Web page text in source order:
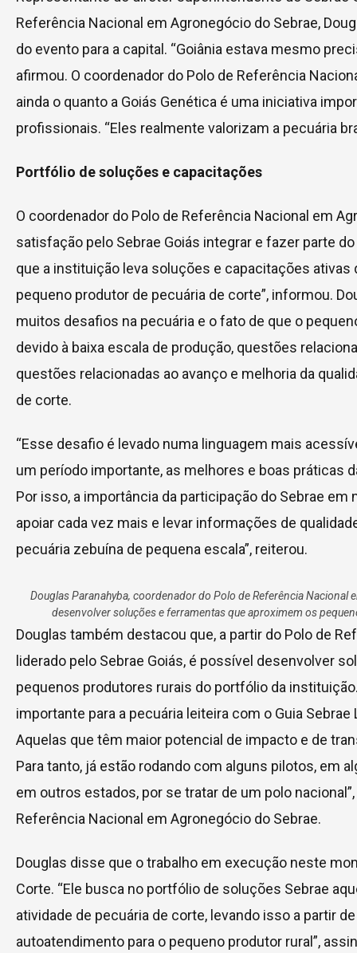
Referência Nacional em Agronegócio do Sebrae,
do evento para a capital. “Goiânia estava mesmo
afirmou. O coordenador do Polo de Referência
ainda o quanto a Goiás Genética é uma iniciativa
profissionais. “Eles realmente valorizam a pecuária
Portfólio de soluções e capacitações
O coordenador do Polo de Referência Nacional em
satisfação pelo Sebrae Goiás integrar e fazer parte
que a instituição leva soluções e capacitações
pequeno produtor de pecuária de corte”, informou.
muitos desafios na pecuária e o fato de que o
devido à baixa escala de produção, questões
questões relacionadas ao avanço e melhoria da
de corte.
“Esse desafio é levado numa linguagem mais
um período importante, as melhores e boas práticas
Por isso, a importância da participação do Sebrae em
apoiar cada vez mais e levar informações de
pecuária zebuína de pequena escala”, reiterou.
Douglas Paranahyba, coordenador do Polo de Referência Nacional
desenvolver soluções e ferramentas que aproximem os
Douglas também destacou que, a partir do Polo de
liderado pelo Sebrae Goiás, é possível desenvolver
pequenos produtores rurais do portfólio da
importante para a pecuária leiteira com o Guia
Aquelas que têm maior potencial de impacto e de
Para tanto, já estão rodando com alguns pilotos, em
em outros estados, por se tratar de um polo
Referência Nacional em Agronegócio do Sebrae.
Douglas disse que o trabalho em execução neste
Corte. “Ele busca no portfólio de soluções Sebrae
atividade de pecuária de corte, levando isso a partir
autoatendimento para o pequeno produtor rural”,